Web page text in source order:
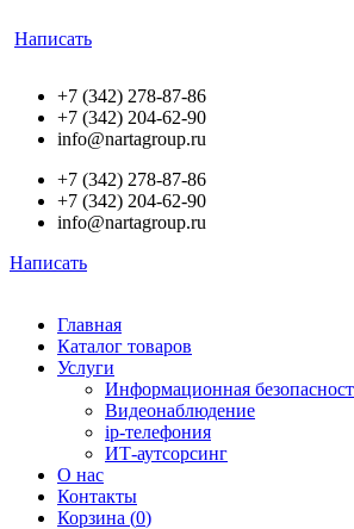
Написать
+7 (342) 278-87-86
+7 (342) 204-62-90
info@nartagroup.ru
+7 (342) 278-87-86
+7 (342) 204-62-90
info@nartagroup.ru
Написать
Главная
Каталог товаров
Услуги
Информационная
Видеонаблюдение
ip-телефония
ИТ-аутсорсинг
О нас
Контакты
Корзина (0)